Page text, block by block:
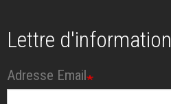
Lettre d'information
Adresse Email